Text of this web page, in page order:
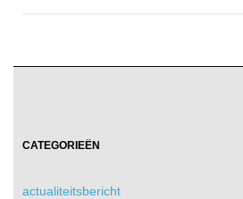
CATEGORIEËN
actualiteitsbericht